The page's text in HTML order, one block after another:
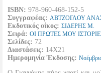
ISBN: 978-960-468-152-5
Συγγραφέας: ΑΒΤΖΟΓΛΟΥ
Εκδοτικός οίκος: ΣΙΔΕΡΗΣ Μ.
Σειρά: ΟΙ ΠΡΩΤΕΣ ΜΟΥ
Σελίδες: 72
Διαστάσεις: 14Χ21
Ημερομηνία Έκδοσης: